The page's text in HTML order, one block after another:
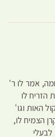
אמר לו ר'
הזריח לו
האות וגו'
הצמיח לו,